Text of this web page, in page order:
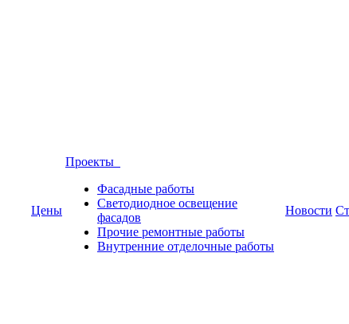
Цены
Проекты
Фасадные работы
Светодиодное освещение
фасадов
Прочие ремонтные работы
Внутренние отделочные работы
Новости